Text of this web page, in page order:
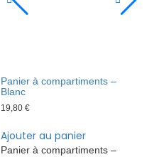
Panier à compartiments –
Blanc
19,80€
Ajouter au panier
Panier à compartiments –